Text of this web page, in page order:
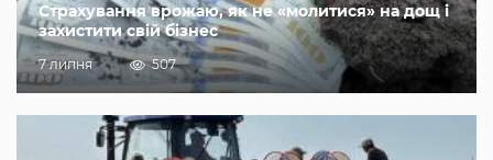
Страхування врожаю, як не «молитися» на дощ і
захистити свій бізнес
7 липня 507